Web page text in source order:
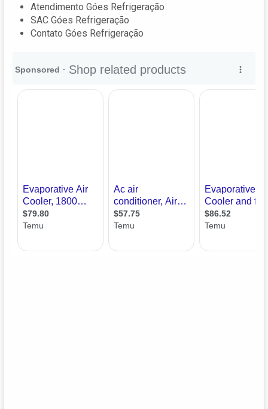
Atendimento Góes Refrigeração
SAC Góes Refrigeração
Contato Góes Refrigeração